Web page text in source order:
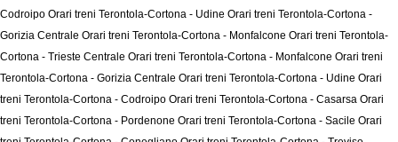
Codroipo Orari treni Terontola-Cortona - Udine Orari treni Terontola-Cortona -
Gorizia Centrale Orari treni Terontola-Cortona - Monfalcone Orari treni Terontola-
Cortona - Trieste Centrale Orari treni Terontola-Cortona - Monfalcone Orari treni
Terontola-Cortona - Gorizia Centrale Orari treni Terontola-Cortona - Udine Orari
treni Terontola-Cortona - Codroipo Orari treni Terontola-Cortona - Casarsa Orari
treni Terontola-Cortona - Pordenone Orari treni Terontola-Cortona - Sacile Orari